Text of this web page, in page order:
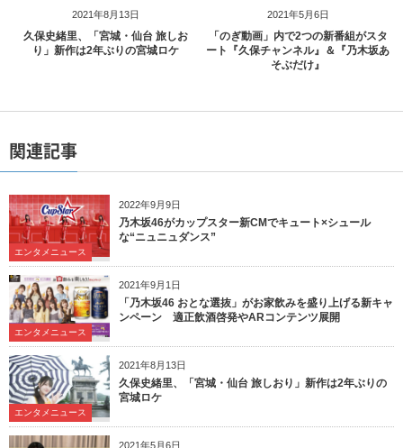
2021年8月13日
久保史緒里、「宮城・仙台 旅しお
り」新作は2年ぶりの宮城ロケ
2021年5月6日
「のぎ動画」内で2つの新番組がスタ
ート『久保チャンネル』＆『乃木坂あ
そぶだけ』
関連記事
2022年9月9日
エンタメニュース
乃木坂46がカップスター新CMでキュート×シュール
な“ニュニュダンス”
2021年9月1日
エンタメニュース
「乃木坂46 おとな選抜」がお家飲みを盛り上げる新キャ
ンペーン 適正飲酒啓発やARコンテンツ展開
2021年8月13日
エンタメニュース
久保史緒里、「宮城・仙台 旅しおり」新作は2年ぶりの
宮城ロケ
2021年5月6日